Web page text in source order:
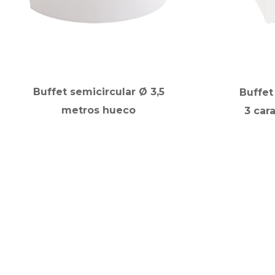
Buffet semicircular Ø 3,5
metros hueco
Buffet
3